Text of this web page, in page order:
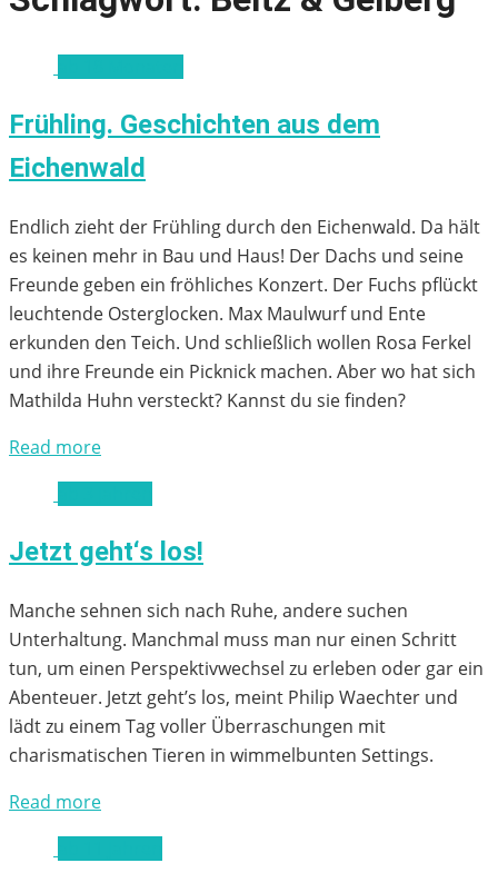
Frühling. Geschichten aus dem
Eichenwald
Endlich zieht der Frühling durch den Eichenwald. Da hält
es keinen mehr in Bau und Haus! Der Dachs und seine
Freunde geben ein fröhliches Konzert. Der Fuchs pflückt
leuchtende Osterglocken. Max Maulwurf und Ente
erkunden den Teich. Und schließlich wollen Rosa Ferkel
und ihre Freunde ein Picknick machen. Aber wo hat sich
Mathilda Huhn versteckt? Kannst du sie finden?
Read more
Jetzt geht‘s los!
Manche sehnen sich nach Ruhe, andere suchen
Unterhaltung. Manchmal muss man nur einen Schritt
tun, um einen Perspektivwechsel zu erleben oder gar ein
Abenteuer. Jetzt geht’s los, meint Philip Waechter und
lädt zu einem Tag voller Überraschungen mit
charismatischen Tieren in wimmelbunten Settings.
Read more